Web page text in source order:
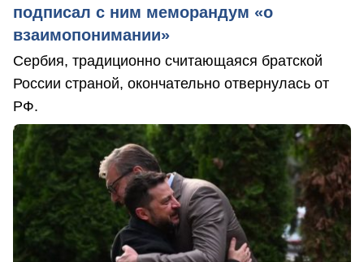
подписал с ним меморандум «о
взаимопонимании»
Сербия, традиционно считающаяся братской
России страной, окончательно отвернулась от
РФ.